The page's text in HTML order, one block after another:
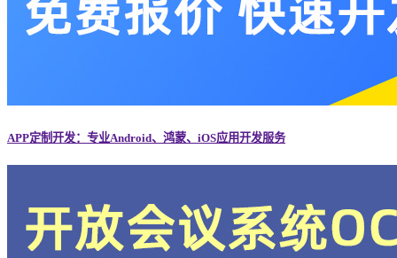
APP定制开发：专业Android、鸿蒙、iOS应用开发服务